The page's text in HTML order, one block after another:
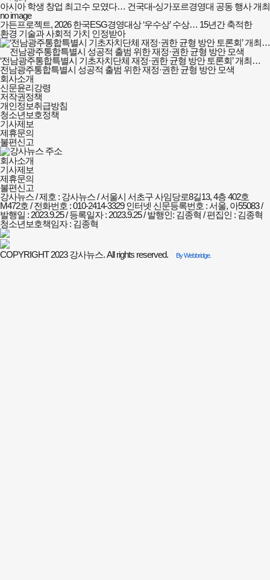
아시아 학생 창업 최고수 모였다… 건국대-싱가포르경영대 공동 행사 개최
no image
가든프로젝트, 2026 한국ESG경영대상 ‘우수상’ 수상… 15년간 축적한
환경 기술과 사회적 가치 인정받아
‘전남광주통합특별시 기초자치단체 재정·권한 균형 방안 토론회’ 개최…
전남광주통합특별시 성공적 출범 위한 재정·권한 균형 방안 모색
강사뉴스
회사소개
및
정책안내
회사소개
신문윤리강령
저작권정책
개인정보취급방침
청소년보호정책
기사제보
제휴문의
불편신고
회사소개
기사제보
제휴문의
불편신고
강사뉴스 / 제호 : 강사뉴스 /서울시 서초구 사임당로8길13, 4층 402호
M472호 / 전화번호 : 010-2414-3329인터넷 신문등록번호 : 서울, 아55083 /
발행일 : 2023.9.25 / 등록일자 : 2023.9.25 / 발행인: 김종혁 / 편집인 : 김종혁
청소년보호책임자 : 김종혁
COPYRIGHT 2023 강사뉴스. All rights reserved. By Webbridge.